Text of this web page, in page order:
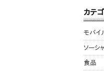
カテ
モバイ
ソーシ
食品